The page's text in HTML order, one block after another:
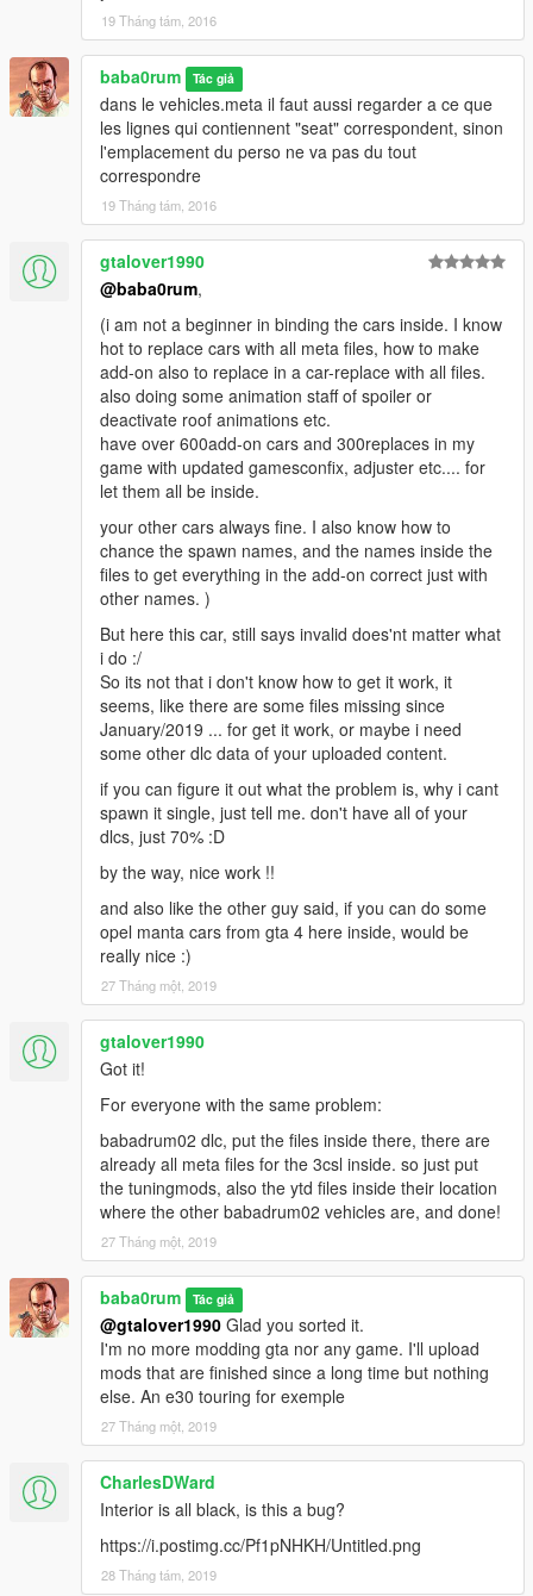
19 Tháng tám, 2016
baba0rum Tác giả
dans le vehicles.meta il faut aussi regarder a ce que
les lignes qui contiennent "seat" correspondent, sinon
l'emplacement du perso ne va pas du tout
correspondre
19 Tháng tám, 2016
gtalover1990
@baba0rum,
(i am not a beginner in binding the cars inside. I know
hot to replace cars with all meta files, how to make
add-on also to replace in a car-replace with all files.
also doing some animation staff of spoiler or
deactivate roof animations etc.
have over 600add-on cars and 300replaces in my
game with updated gamesconfix, adjuster etc.... for
let them all be inside.
your other cars always fine. I also know how to
chance the spawn names, and the names inside the
files to get everything in the add-on correct just with
other names. )
But here this car, still says invalid does'nt matter what
i do :/
So its not that i don't know how to get it work, it
seems, like there are some files missing since
January/2019 ... for get it work, or maybe i need
some other dlc data of your uploaded content.
if you can figure it out what the problem is, why i cant
spawn it single, just tell me. don't have all of your
dlcs, just 70% :D
by the way, nice work !!
and also like the other guy said, if you can do some
opel manta cars from gta 4 here inside, would be
really nice :)
27 Tháng một, 2019
gtalover1990
Got it!
For everyone with the same problem:
babadrum02 dlc, put the files inside there, there are
already all meta files for the 3csl inside. so just put
the tuningmods, also the ytd files inside their location
where the other babadrum02 vehicles are, and done!
27 Tháng một, 2019
baba0rum Tác giả
@gtalover1990 Glad you sorted it.
I'm no more modding gta nor any game. I'll upload
mods that are finished since a long time but nothing
else. An e30 touring for exemple
27 Tháng một, 2019
CharlesDWard
Interior is all black, is this a bug?
https://i.postimg.cc/Pf1pNHKH/Untitled.png
28 Tháng tám, 2019